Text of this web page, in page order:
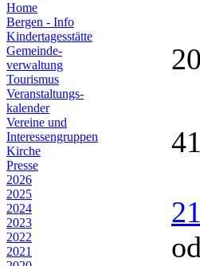
Home
Bergen - Info
Kindertagesstätte
Gemeinde-
verwaltung
Tourismus
Veranstaltungs-
kalender
Vereine und
Interessen­gruppen
Kirche
Presse
2026
2025
2024
2023
2022
2021